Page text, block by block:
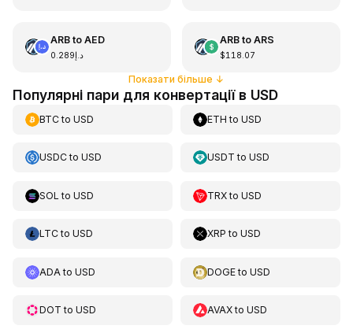
ARBto AED
د.إ0.289
ARBto ARS
$118.07
Показати більше ↓
Популярні пари для конвертації в USD
BTCto USD ETH toUSD
USDCto USD USDT toUSD
SOL to USD TRXtoUSD
LTCto USD XRP toUSD
ADA to USD DOGEtoUSD
DOT to USD AVAXtoUSD